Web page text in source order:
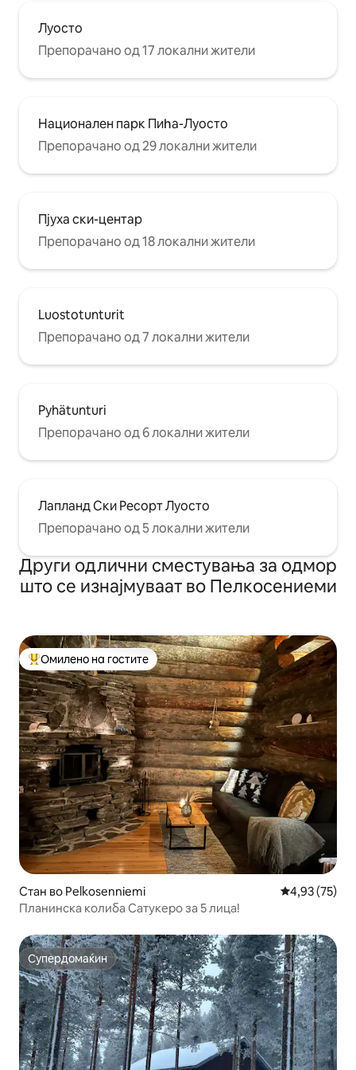
Луосто
Препорачано од 17 локални жители
Национален парк Пиһа-Луосто
Препорачано од 29 локални жители
Пјуха ски-центар
Препорачано од 18 локални жители
Luostotunturit
Препорачано од 7 локални жители
Pyhätunturi
Препорачано од 6 локални жители
Лапланд Ски Ресорт Луосто
Препорачано од 5 локални жители
Други одлични сместувања за одмор
што се изнајмуваат во Пелкосениеми
Меѓу најуспешните „Омилени на гостите“
Омилено на гостите
Стан во Pelkosenniemi Просечна
4,93 (75)
Планинска колиба Сатукеро за 5 лица!
Супердомаќин
Супердомаќин